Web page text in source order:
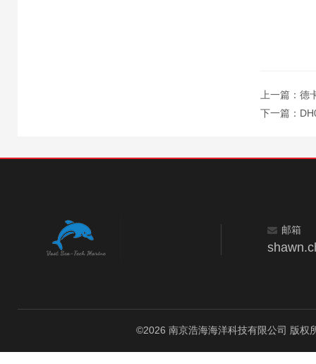
上一篇： 德
下一篇：
邮箱
©2026 南京浩海海洋科技有限公司 版权